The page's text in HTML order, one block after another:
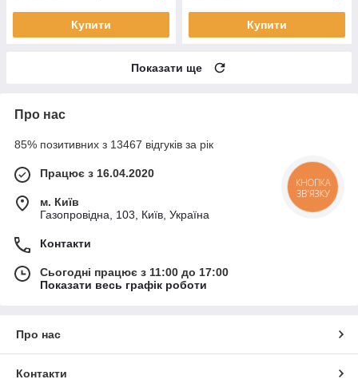
Купити Купити
Показати ще
Про нас
85% позитивних з 13467 відгуків за рік
Працює з 16.04.2020
м. Київ
Газопровідна, 103, Київ, Україна
Контакти
Сьогодні працює з 11:00 до 17:00
Показати весь графік роботи
Про нас
Контакти
КНОПКА
ЗВ'ЯЗКУ